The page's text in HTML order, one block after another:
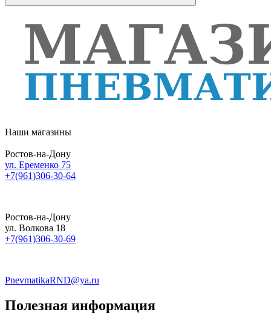
Наши магазины
Ростов-на-Дону
ул. Еременко 75
+7(961)306-30-64
Ростов-на-Дону
ул. Волкова 18
+7(961)306-30-69
PnevmatikaRND@ya.ru
Полезная информация